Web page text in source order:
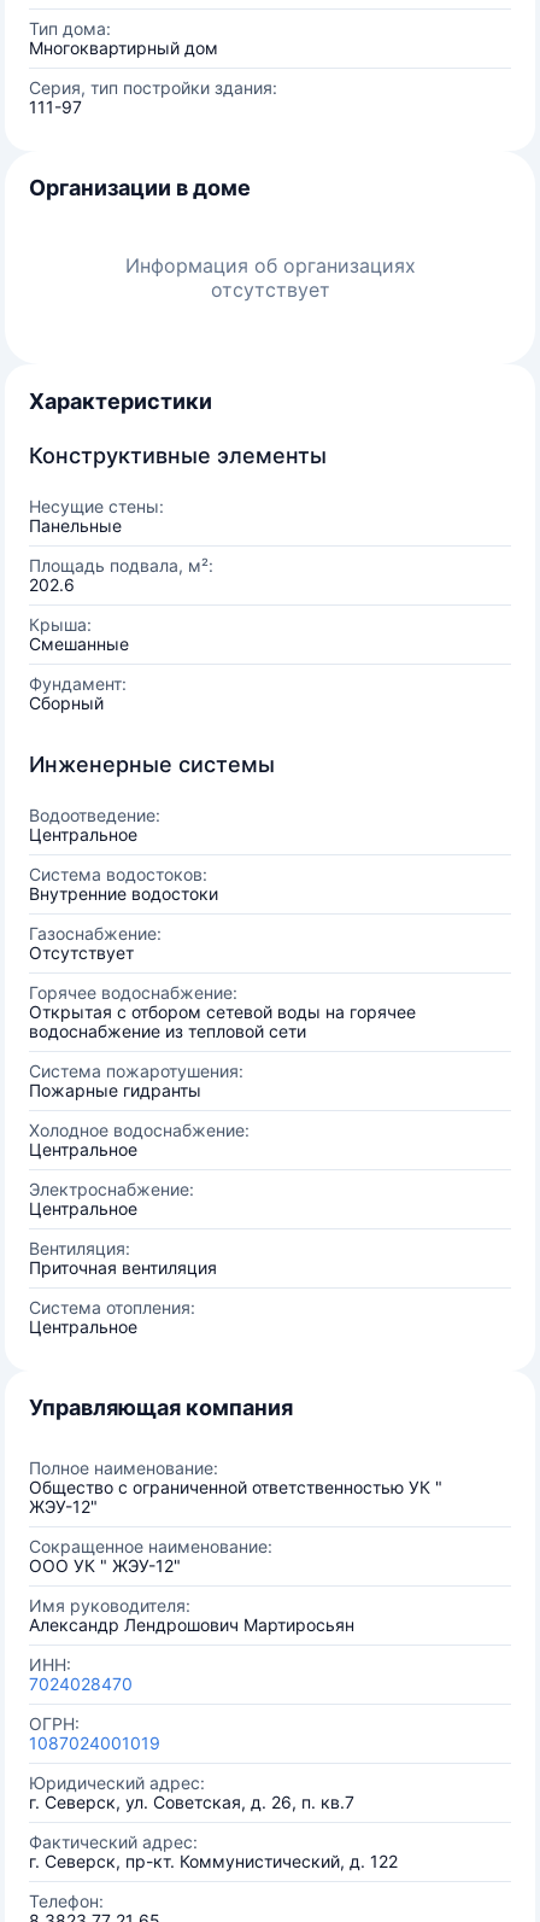
Тип дома:
Многоквартирный дом
Серия, тип постройки здания:
111-97
Организации в доме
Информация об организациях
отсутствует
Характеристики
Конструктивные элементы
Несущие стены:
Панельные
Площадь подвала, м²:
202.6
Крыша:
Смешанные
Фундамент:
Сборный
Инженерные системы
Водоотведение:
Центральное
Система водостоков:
Внутренние водостоки
Газоснабжение:
Отсутствует
Горячее водоснабжение:
Открытая с отбором сетевой воды на горячее
водоснабжение из тепловой сети
Система пожаротушения:
Пожарные гидранты
Холодное водоснабжение:
Центральное
Электроснабжение:
Центральное
Вентиляция:
Приточная вентиляция
Система отопления:
Центральное
Управляющая компания
Полное наименование:
Общество с ограниченной ответственностью УК "
ЖЭУ-12"
Сокращенное наименование:
ООО УК " ЖЭУ-12"
Имя руководителя:
Александр Лендрошович Мартиросьян
ИНН:
7024028470
ОГРН:
1087024001019
Юридический адрес:
г. Северск, ул. Советская, д. 26, п. кв.7
Фактический адрес:
г. Северск, пр-кт. Коммунистический, д. 122
Телефон: